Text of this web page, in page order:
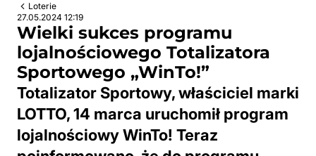
Loterie
27.05.2024 12:19
Wielki sukces programu
lojalnościowego Totalizatora
Sportowego „WinTo!”
Totalizator Sportowy, właściciel marki
LOTTO, 14 marca uruchomił program
lojalnościowy WinTo! Teraz